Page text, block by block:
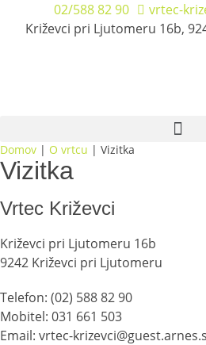
02/588 82 90
vrtec-
Križevci pri Ljutomeru 16b,
Domov | O vrtcu | Vizitka
Vizitka
Vrtec Križevci
Križevci pri Ljutomeru 16b
9242 Križevci pri Ljutomeru
Telefon: (02) 588 82 90
Mobitel: 031 661 503
Email: vrtec-